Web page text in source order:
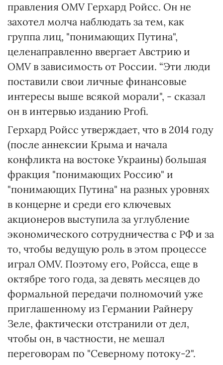
правления OMV Герхард Ройсс. Он не
захотел молча наблюдать за тем, как
группа лиц, "понимающих Путина",
целенаправленно ввергает Австрию и
OMV в зависимость от России. “Эти люди
поставили свои личные финансовые
интересы выше всякой морали", - сказал
он в интервью изданию Profi.
Герхард Ройсс утверждает, что в 2014 году
(после аннексии Крыма и начала
конфликта на востоке Украины) большая
фракция "понимающих Россию" и
"понимающих Путина" на разных уровнях
в концерне и среди его ключевых
акционеров выступила за углубление
экономического сотрудничества с РФ и за
то, чтобы ведущую роль в этом процессе
играл OMV. Поэтому его, Ройсса, еще в
октябре того года, за девять месяцев до
формальной передачи полномочий уже
приглашенному из Германии Райнеру
Зеле, фактически отстранили от дел,
чтобы он, в частности, не мешал
переговорам по "Северному потоку-2".